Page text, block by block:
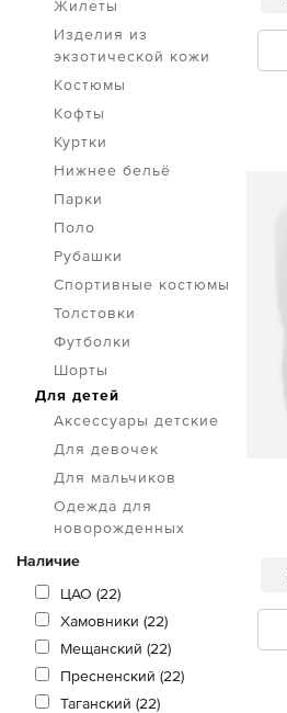
Жилеты
Изделия из
экзотической кожи
Костюмы
Кофты
Куртки
Нижнее бельё
Парки
Поло
Рубашки
Спортивные костюмы
Толстовки
Футболки
Шорты
Для детей
Аксессуары детские
Для девочек
Для мальчиков
Одежда для
новорожденных
Наличие
ЦАО (22)
Хамовники (22)
Мещанский (22)
Пресненский (22)
Таганский (22)